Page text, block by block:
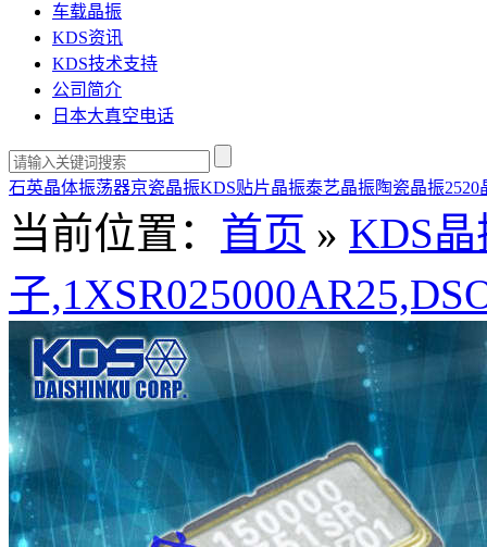
车载晶振
KDS资讯
KDS技术支持
公司简介
日本大真空电话
石英晶体振荡器京瓷晶振KDS贴片晶振泰艺晶振陶瓷晶振2520
当前位置： 首页 » KDS晶
子